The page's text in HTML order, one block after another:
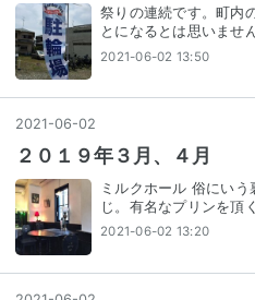
祭りの連続です。町内
とになるとは思いませ
2021-06-02 13:50
2021 -06-02
２０１９年３月、４月
ミルクホール 俗にい
じ。有名なプリンを頂
2021-06-02 13:20